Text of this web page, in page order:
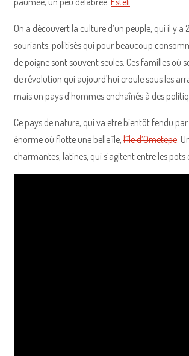
On a découvert la culture d’un peuple, qui il y
souriants, politisés qui pour beaucoup
de poigne sont souvent seules. Ces familles où
de révolution qui aujourd’hui croule sous les
mais un pays d’hommes enchaînés à des
Ce pays de nature, qui va etre bientôt fendu
énorme où flotte une belle île, l’île d’Ometepe.
charmantes, latines, qui s’agitent entre les